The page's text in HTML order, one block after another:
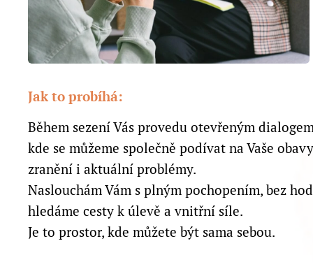
Jak to probíhá:
Během sezení Vás provedu otevřeným
kde se můžeme společně podívat na Vaše
zranění i aktuální problémy.
Naslouchám Vám s plným pochopením, bez
hledáme cesty k úlevě a vnitřní síle.
Je to prostor, kde můžete být sama sebou.